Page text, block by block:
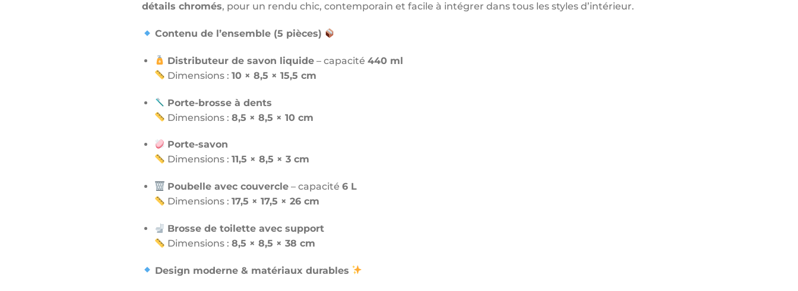
détails chromés, pour un rendu chic, contemporain et facile à intégrer dans tous les styles d’intérieur.
Contenu de l’ensemble (5 pièces)
Distributeur de savon liquide – capacité440 ml
Dimensions :10 × 8,5 × 15,5 cm
Porte-brosse à dents
Dimensions :8,5 × 8,5 × 10 cm
Porte-savon
Dimensions :11,5 × 8,5 × 3 cm
Poubelle avec couvercle – capacité6 L
Dimensions :17,5 × 17,5 × 26 cm
Brosse de toilette avec support
Dimensions :8,5 × 8,5 × 38 cm
Design moderne & matériaux durables